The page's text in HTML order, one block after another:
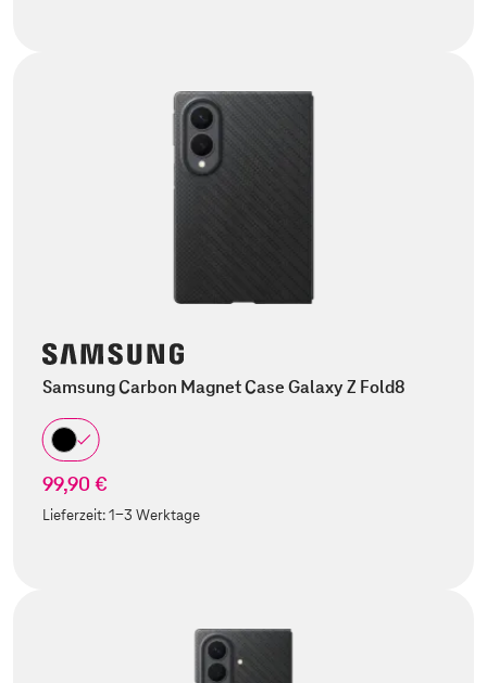
Samsung Carbon Magnet Case Galaxy Z Fold8
99,90 €
Lieferzeit:1-3 Werktage